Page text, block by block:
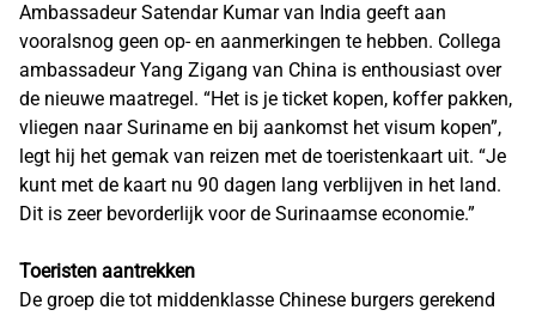
Ambassadeur Satendar Kumar van India geeft aan
vooralsnog geen op- en aanmerkingen te hebben. Collega
ambassadeur Yang Zigang van China is enthousiast over
de nieuwe maatregel. “Het is je ticket kopen, koffer pakken,
vliegen naar Suriname en bij aankomst het visum kopen”,
legt hij het gemak van reizen met de toeristenkaart uit. “Je
kunt met de kaart nu 90 dagen lang verblijven in het land.
Dit is zeer bevorderlijk voor de Surinaamse economie.”
Toeristen aantrekken
De groep die tot middenklasse Chinese burgers gerekend